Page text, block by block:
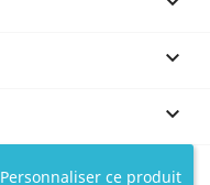


Personnaliser ce produit